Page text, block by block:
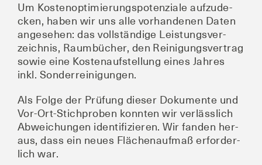
Um Kos­ten­op­ti­mie­rungs­po­ten­zia­le auf­zu­de­
cken, haben wir uns alle vor­han­de­nen Daten
ange­se­hen: das voll­stän­di­ge Leis­tungs­ver­
zeich­nis, Raum­bü­cher, den Rei­ni­gungs­ver­trag
sowie eine Kos­ten­auf­stel­lung eines Jah­res
inkl. Sonderreinigungen.
Als Fol­ge der Prü­fung die­ser Doku­men­te und
Vor-Ort-Stich­pro­ben konn­ten wir ver­läss­lich
Abwei­chun­gen iden­ti­fi­zie­ren. Wir fan­den her­
aus, dass ein neu­es Flä­chen­auf­maß erfor­der­
lich war.